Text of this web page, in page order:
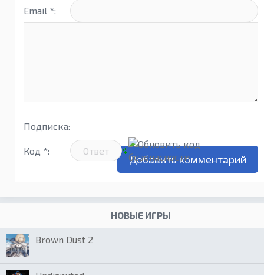
Email *:
Подписка:
Код *:
НОВЫЕ ИГРЫ
Brown Dust 2